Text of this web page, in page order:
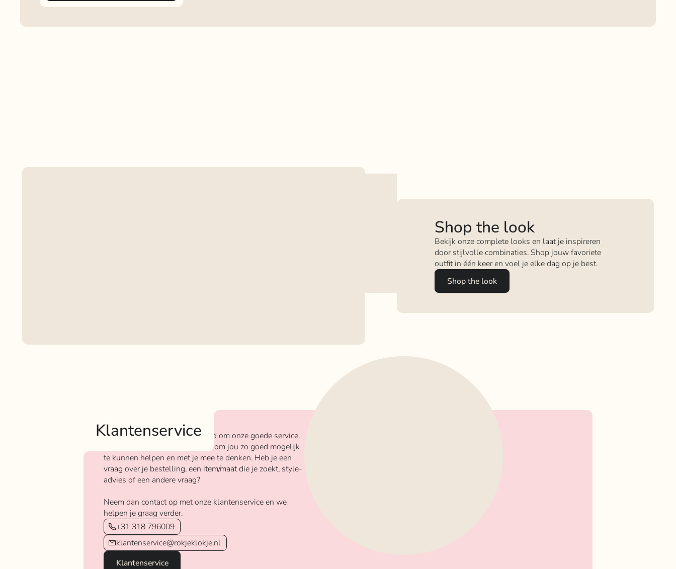
Shop the look
Bekijk onze complete looks en laat je inspireren
door stijlvolle combinaties. Shop jouw favoriete
outfit in één keer en voel je elke dag op je best.
Shop the look
Klantenservice
Bij Rokjeklokje staan we bekend om onze goede service.
We vinden het super belangrijk om jou zo goed mogelijk
te kunnen helpen en met je mee te denken. Heb je een
vraag over je bestelling, een item/maat die je zoekt, style-
advies of een andere vraag?
Neem dan contact op met onze klantenservice en we
helpen je graag verder.
+31 318 796009
klantenservice@rokjeklokje.nl
Klantenservice